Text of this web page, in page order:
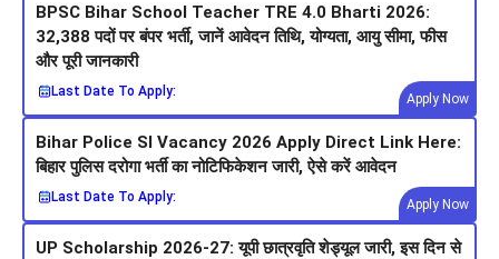
BPSC Bihar School Teacher TRE 4.0 Bharti 2026:
32,388 पदों पर बंपर भर्ती, जानें आवेदन तिथि, योग्यता, आयु सीमा, फीस
और पूरी जानकारी
Last Date To Apply:
Apply Now
Bihar Police SI Vacancy 2026 Apply Direct Link Here:
बिहार पुलिस दरोगा भर्ती का नोटिफिकेशन जारी, ऐसे करें आवेदन
Last Date To Apply:
Apply Now
UP Scholarship 2026-27: यूपी छात्रवृति शेड्यूल जारी, इस दिन से